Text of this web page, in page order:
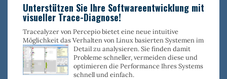
Unterstützen Sie Ihre Softwareentwicklung mit
visueller Trace-Diagnose!
Tracealyzer von Percepio bietet eine neue intuitive
Möglichkeit das Verhalten von Linux basierten Systemen im
Detail zu analysieren. Sie finden damit
Probleme schneller, vermeiden diese und
optimieren die Performance Ihres Systems
schnell und einfach.